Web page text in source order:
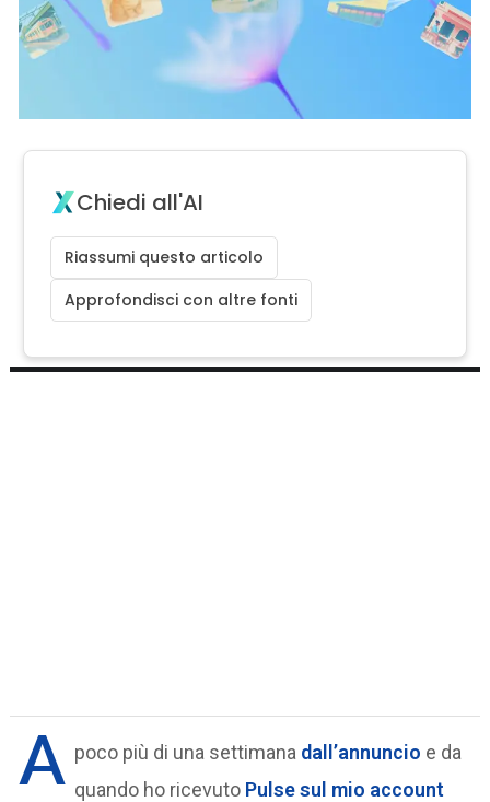
Chiedi all'AI
Riassumi questo articolo
Approfondisci con altre fonti
A poco più di una settimana dall’annuncio e da
quando ho ricevuto Pulse sul mio account